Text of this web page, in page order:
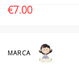
€7.00
MARCA